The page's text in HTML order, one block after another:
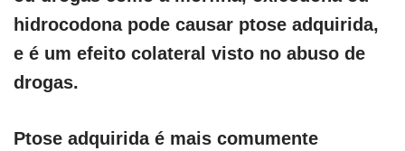
hidrocodona pode causar ptose adquirida,
e é um efeito colateral visto no abuso de
drogas.
Ptose adquirida é mais comumente